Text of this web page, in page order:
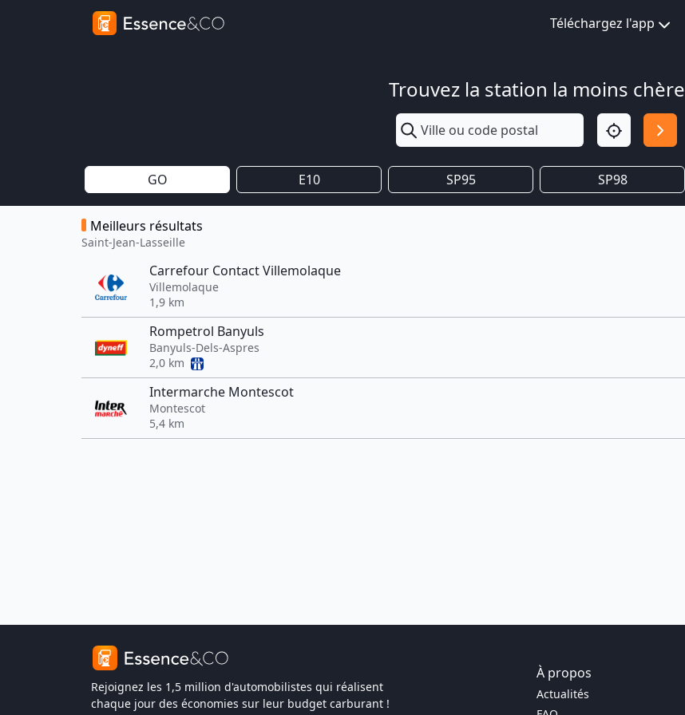
Téléchargez l'app
Trouvez la station la moins chère
GO E10 SP95 SP98
Meilleurs résultats
Saint-Jean-Lasseille
Carrefour Contact Villemolaque
Villemolaque
1,9 km
Rompetrol Banyuls
Banyuls-Dels-Aspres
2,0 km
Intermarche Montescot
Montescot
5,4 km
Rejoignez les 1,5 million d'automobilistes qui réalisent
chaque jour des économies sur leur budget carburant !
À propos
Actualités